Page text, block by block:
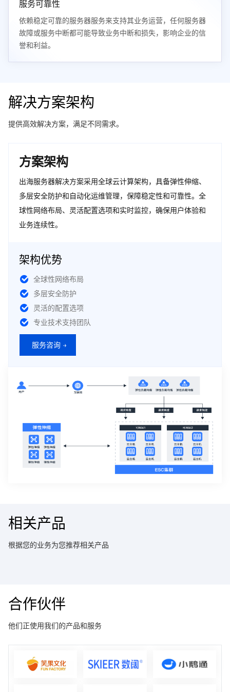
服务可靠性
依赖稳定可靠的服务器服务来支持其业务运营，任何服务器
故障或服务中断都可能导致业务中断和损失，影响企业的信
誉和利益。
解决方案架构
提供高效解决方案，满足不同需求。
方案架构
出海服务器解决方案采用全球云计算架构，具备弹性伸缩、
多层安全防护和自动化运维管理，保障稳定性和可靠性。全
球性网络布局、灵活配置选项和实时监控，确保用户体验和
业务连续性。
架构优势
全球性网络布局
多层安全防护
灵活的配置选项
专业技术支持团队
服务咨询 →
相关产品
根据您的业务为您推荐相关产品
合作伙伴
他们正使用我们的产品和服务